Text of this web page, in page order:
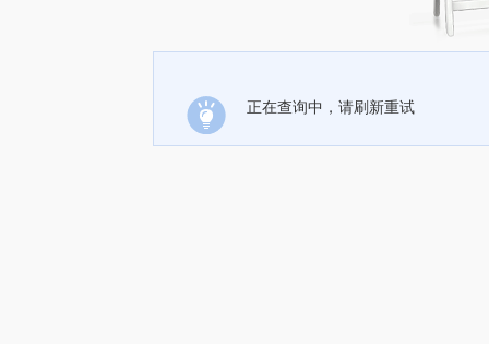
正在查询中，请刷新重试